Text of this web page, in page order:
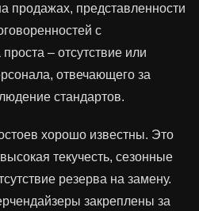
продажах, представленности
с
– отсутствие или
отвечающего за
стандартов.
хорошо известны. Это
текучесть, сезонные
резерва на замену.
закреплены за